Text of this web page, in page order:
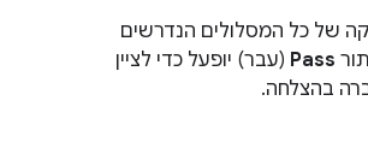
של כל המסלולים הנדרשים
Pass (עבר) יופעל כדי לציין
בהצלחה.